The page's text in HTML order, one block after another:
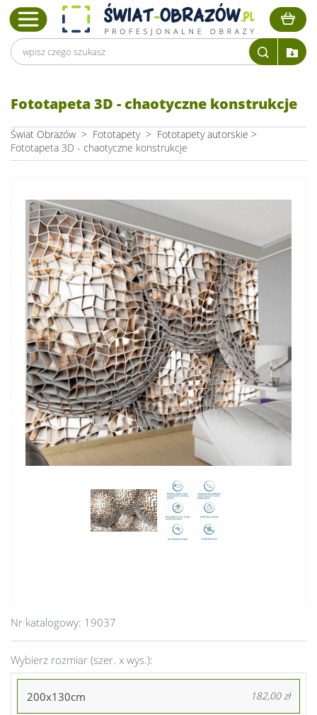
Fototapeta 3D - chaotyczne konstrukcje
Świat Obrazów > Fototapety > Fototapety autorskie >
Fototapeta 3D - chaotyczne konstrukcje
Nr katalogowy: 19037
Wybierz rozmiar (szer. x wys.):
200x130cm 182,00 zł